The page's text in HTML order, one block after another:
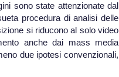
sono state attenzionate dal
procedura di analisi delle
si riducono al solo video
anche dai mass media
due ipotesi convenzionali,